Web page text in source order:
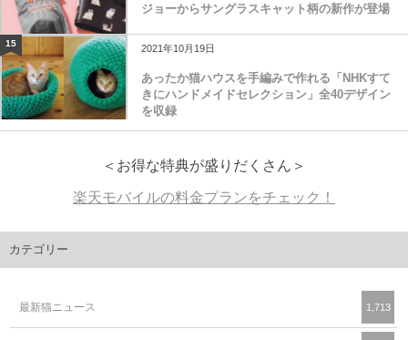
ジョーからサングラスキャット柄の新作が登場
15 2021年10月19日
あったか猫ハウスを手編みで作れる「NHKすて
きにハンドメイドセレクション」全40デザイン
を収録
＜お得な特典が盛りだくさん＞
楽天モバイルの料金プランをチェック！
カテゴリー
最新猫ニュース 1,713